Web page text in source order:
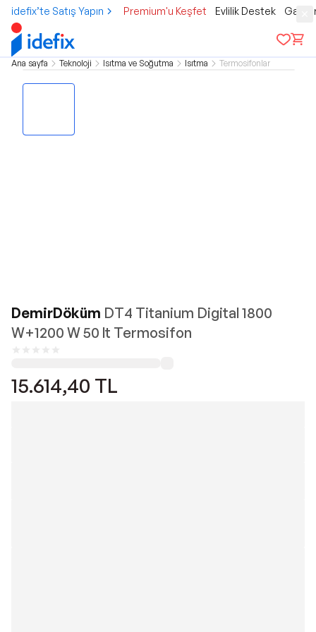
idefix’te Satış Yapın Premium'u Keşfet Evlilik Destek
Ana sayfa Teknoloji Isıtma ve Soğutma Isıtma Termosifonlar
DemirDöküm DT4 Titanium Digital 1800
W+1200 W 50 lt Termosifon
15.614,40 TL